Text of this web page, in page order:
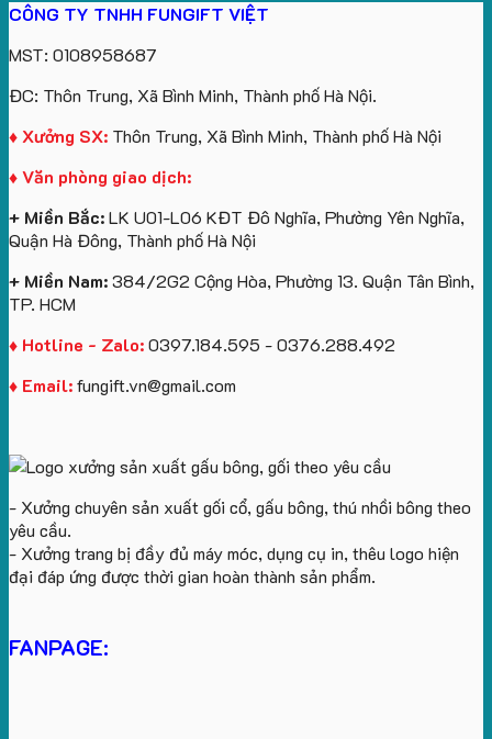
theo
yêu
cầu
Vinhomes
logo
Future
Group
in
Catherine
tặng
Tặng
Sự
Kiện
U
Logo
CÔNG TY TNHH FUNGIFT VIỆT
MST: 0108958687
ĐC: Thôn Trung, Xã Bình Minh, Thành phố Hà Nội.
♦ Xưởng SX: Thôn Trung, Xã Bình Minh, Thành phố Hà Nội
♦ Văn phòng giao dịch:
+ Miền Bắc:LK U01-L06 KĐT Đô Nghĩa, Phường Yên Nghĩa,
Quận Hà Đông, Thành phố Hà Nội
+ Miền Nam:384/2G2 Cộng Hòa, Phường 13. Quận Tân Bình,
TP. HCM
♦ Hotline - Zalo:0397.184.595 - 0376.288.492
♦ Email:fungift.vn@gmail.com
- Xưởng chuyên sản xuất gối cổ, gấu bông, thú nhồi bông theo
yêu cầu.
- Xưởng trang bị đầy đủ máy móc, dụng cụ in, thêu logo hiện
đại đáp ứng được thời gian hoàn thành sản phẩm.
FANPAGE: